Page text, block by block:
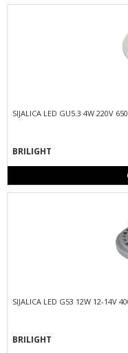
SIJALICA LED GU5.3 4W 220V
BRILIGHT
SIJALICA LED G53 12W 12-14V
BRILIGHT